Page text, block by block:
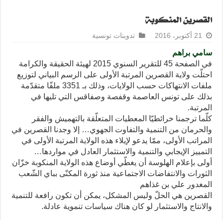
القصرين المنكوبة
21 أكتوبر، 2016 تدوينات تونسية
سامي براهم
في الصفحة 45 للتقرير السنوي 2015 لهيئة الحقيقة والكرامة
احتلّت ولاية القصرين المرتبة الأولى على الرسم البياني لتوزيع
ملفات الانتهاكات حسب الولايات، وذلك بـ 3351 ملفّا متقدّمة
بذلك على تونس العاصمة وقفصة وصفاقس التي تليها في
المرتبة.
كلّما ترجمنا خرائطيّا المعطيات المتعلّقة بالتهميش والفقر
والحرمان من التنمية والتفاوت الجهوي… إلا وجدنا القصرين في
المراتب الأولى، ممّا يدعو لإيلاء هذه الولاية المرتبة الأولى في
التمييز الإيجابي والتنمية والاستثمار العادل في مواردها…
أولى بإعلام الهلوسة أن يغطّي أوضاع هذه الولاية المنكوبة خزّان
الثورات والانتفاضات الاجتماعية منذ ثورة المكنّى بباي الشّعب
المغدور علي بن غذاهم
القصرين هي الحلّ وليس المشكل، يمكن أن تكون رافعة للتنمية
والانتاج والاستثمار لو كان هناك سياسات تنموية عادلة.